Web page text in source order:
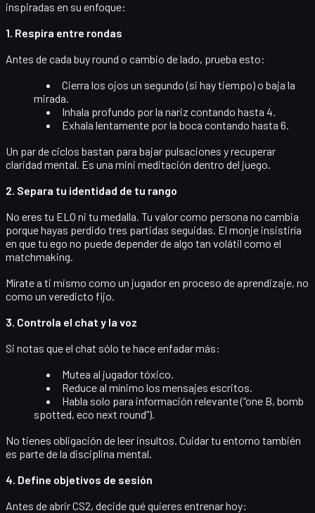
inspiradas en su enfoque:
1. Respira entre rondas
Antes de cada buy round o cambio de lado, prueba esto:
Cierra los ojos un segundo (si hay tiempo) o baja la
mirada.
Inhala profundo por la nariz contando hasta 4.
Exhala lentamente por la boca contando hasta 6.
Un par de ciclos bastan para bajar pulsaciones y recuperar
claridad mental. Es una mini meditación dentro del juego.
2. Separa tu identidad de tu rango
No eres tu ELO ni tu medalla. Tu valor como persona no cambia
porque hayas perdido tres partidas seguidas. El monje insistiría
en quetu ego no puede depender de algo tan volátil como el
matchmaking.
Mírate a ti mismo como un jugador en proceso de aprendizaje, no
como un veredicto fijo.
3. Controla el chat y la voz
Si notas que el chat sólo te hace enfadar más:
Mutea al jugador tóxico.
Reduce al mínimo los mensajes escritos.
Habla solo para información relevante (“one B, bomb
spotted, eco next round”).
No tienes obligación de leer insultos. Cuidar tu entorno también
es parte de la disciplina mental.
4. Define objetivos de sesión
Antes de abrir CS2, decide qué quieres entrenar hoy: